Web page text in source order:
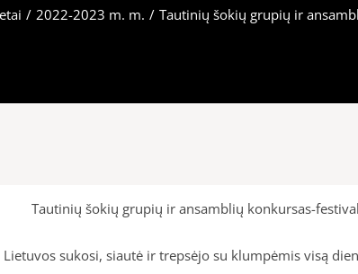
/ 2022-2023 m. m. / Tautinių šokių grupių ir
Tautinių šokių grupių ir ansamblių konkursas-
sukosi, siautė ir trepsėjo su klumpėmis visą